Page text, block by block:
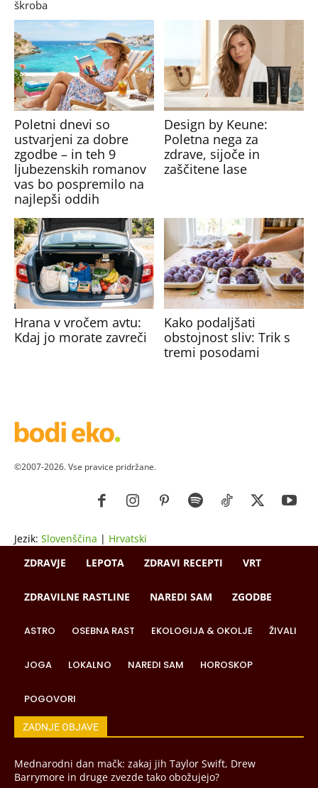
škroba
Poletni dnevi so
ustvarjeni za dobre
zgodbe – in teh 9
ljubezenskih romanov
vas bo pospremilo na
najlepši oddih
Design by Keune:
Poletna nega za
zdrave, sijoče in
zaščitene lase
Hrana v vročem avtu:
Kdaj jo morate zavreči
Kako podaljšati
obstojnost sliv: Trik s
tremi posodami
©2007-2026. Vse pravice pridržane.
Jezik: Slovenščina | Hrvatski
ZDRAVJE
LEPOTA ZDRAVI RECEPTI VRT
ZDRAVILNE RASTLINE NAREDI SAM ZGODBE
ASTRO OSEBNA RAST EKOLOGIJA & OKOLJE ŽIVALI
JOGA LOKALNO NAREDI SAM HOROSKOP
POGOVORI
ZADNJE OBJAVE
Mednarodni dan mačk: zakaj jih Taylor Swift, Drew
Barrymore in druge zvezde tako obožujejo?